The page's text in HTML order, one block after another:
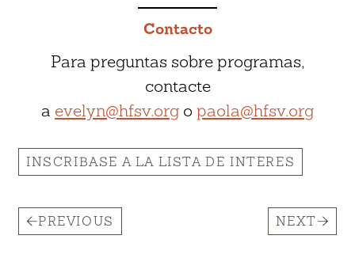
Contacto
Para preguntas sobre programas,
contacte
a evelyn@hfsv.org o paola@hfsv.org
INSCRIBASE A LA LISTA DE INTERES
PREVIOUS NEXT